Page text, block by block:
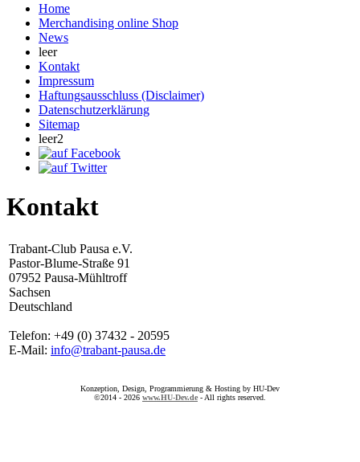
Home
Merchandising online Shop
News
leer
Kontakt
Impressum
Haftungsausschluss (Disclaimer)
Datenschutzerklärung
Sitemap
leer2
Kontakt
Trabant-Club Pausa e.V.
Pastor-Blume-Straße 91
07952 Pausa-Mühltroff
Sachsen
Deutschland
Telefon: +49 (0) 37432 - 20595
E-Mail: info@trabant-pausa.de
Konzeption, Design, Programmierung & Hosting by HU-Dev
©2014 - 2026 www.HU-Dev.de - All rights reserved.